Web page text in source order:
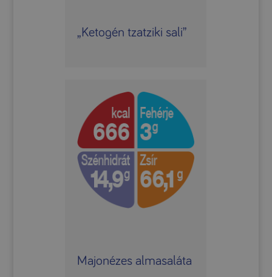
„Ketogén tzatziki sali”
Majonézes almasaláta